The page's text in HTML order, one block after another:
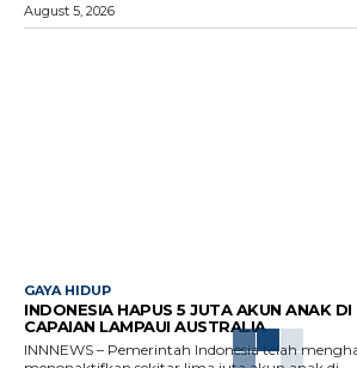
August 5, 2026
GAYA HIDUP
INDONESIA HAPUS 5 JUTA AKUN ANAK
CAPAIAN LAMPAUI AUSTRALIA
INNNEWS – Pemerintah Indonesia telah